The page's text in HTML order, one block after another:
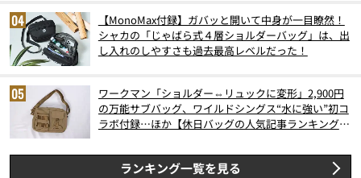
【MonoMax付録】ガバッと開いて中身が一目瞭然！
シャカの「じゃばら式４層ショルダーバッグ」は、出
し入れのしやすさも過去最高レベルだった！
ワークマン「ショルダー⇔リュックに変形」2,900円
の万能サブバッグ、ワイルドシングス“水に強い”初コ
ラボ付録…ほか【休日バッグの人気記事ランキングベ
ランキング一覧を見る